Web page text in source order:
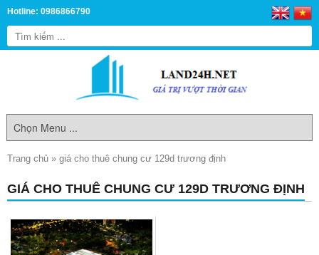
Hotline: 0986866790
Trang chủ » giá cho thuê chung cư 129d trương định
GIÁ CHO THUÊ CHUNG CƯ 129D TRƯƠNG ĐỊNH